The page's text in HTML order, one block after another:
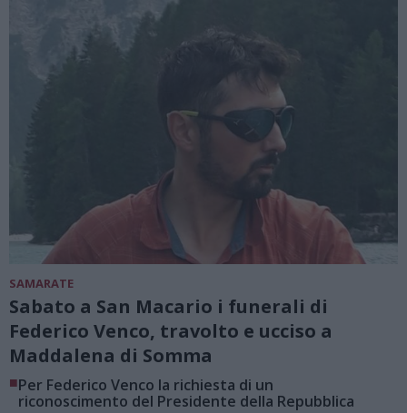
SAMARATE
Sabato a San Macario i funerali di
Federico Venco, travolto e ucciso a
Maddalena di Somma
■Per Federico Venco la richiesta di un
riconoscimento del Presidente della Repubblica